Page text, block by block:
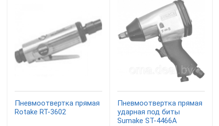
Пневмоотвертка прямая
Rotake RT-3602
Пневмоотвертка прямая
ударная под биты
Sumake ST-4466A